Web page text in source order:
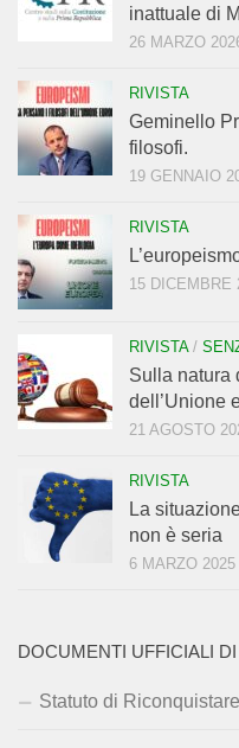
inattuale di
26 MARZO
RIVISTA
Geminello
filosofi.
19 GENNAIO
RIVISTA
15 DICEMBRE
RIVISTA/
Sulla natura
dell’Unione
21 AGOSTO
RIVISTA
La
non è seria
6 MARZO 2025
DOCUMENTI UFFICIALI DI
Statuto di